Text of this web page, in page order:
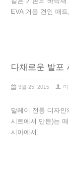
EVA 거품 견인 매
다채로운 발포
3월 25, 2015
말레이 전통 디자
시트에서 만든)는
시아에서.